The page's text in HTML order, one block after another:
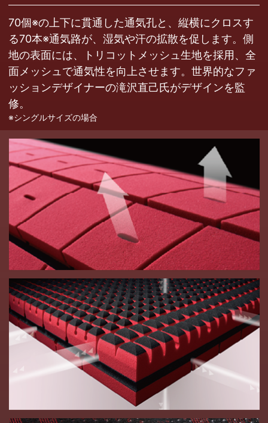
70個※の上下に貫通した通気孔と、縦横にクロスす
る70本※通気路が、湿気や汗の拡散を促します。側
地の表面には、トリコットメッシュ生地を採用、全
面メッシュで通気性を向上させます。世界的なファ
ッションデザイナーの滝沢直己氏がデザインを監
修。
※シングルサイズの場合